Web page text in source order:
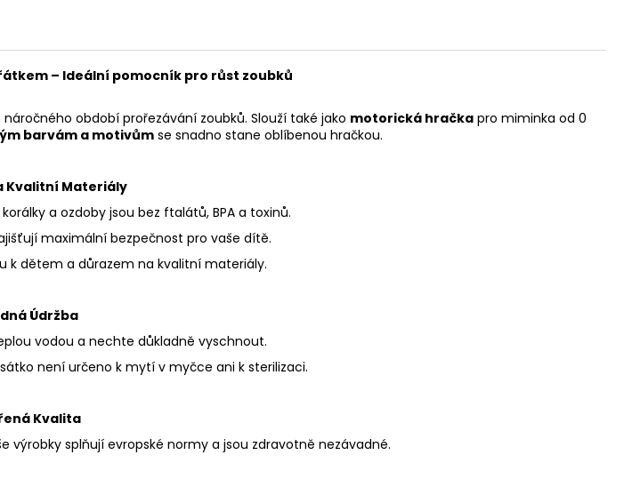
– Ideální pomocník pro růst zoubků
období prořezávání zoubků. Slouží také jako motorická hračka pro miminka od 0
barvám a motivůmse snadno stane oblíbenou hračkou.
Kvalitní Materiály
a ozdoby jsou bez ftalátů, BPA a toxinů.
maximální bezpečnost pro vaše dítě.
k dětem a důrazem na kvalitní materiály.
Údržba
vodou a nechte důkladně vyschnout.
není určeno k mytí v myčce ani k sterilizaci.
Kvalita
výrobky splňují evropské normy a jsou zdravotně nezávadné.